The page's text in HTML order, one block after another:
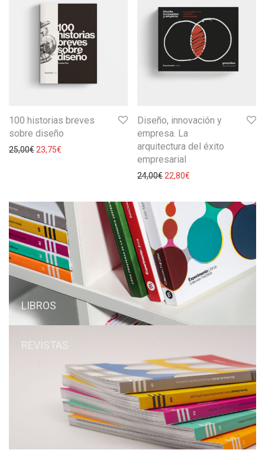
100 historias breves
sobre diseño
25,00€ 23,75€
Diseño, innovación y
empresa. La
arquitectura del éxito
empresarial
24,00€ 22,80€
LIBROS
REVISTAS